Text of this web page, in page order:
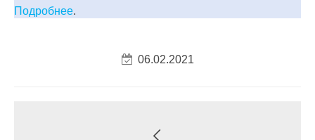
Подробнее.
06.02.2021